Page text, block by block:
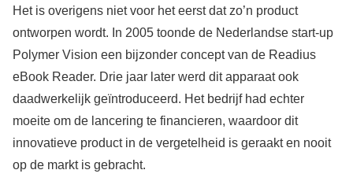
Het is overigens niet voor het eerst dat zo’n product
ontworpen wordt. In 2005 toonde de Nederlandse start-up
Polymer Vision een bijzonder concept van de Readius
eBook Reader. Drie jaar later werd dit apparaat ook
daadwerkelijk geïntroduceerd. Het bedrijf had echter
moeite om de lancering te financieren, waardoor dit
innovatieve product in de vergetelheid is geraakt en nooit
op de markt is gebracht.